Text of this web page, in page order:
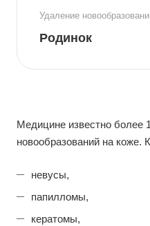
Удаление
Родинок
Медицине известно более
новообразований на коже.
невусы,
папилломы,
кератомы,